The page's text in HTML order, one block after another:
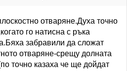
отваряне.Духа точно
го натисна с ръка
забравили да сложат
отваряне-срещу долната
точно казаха че ще дойдат